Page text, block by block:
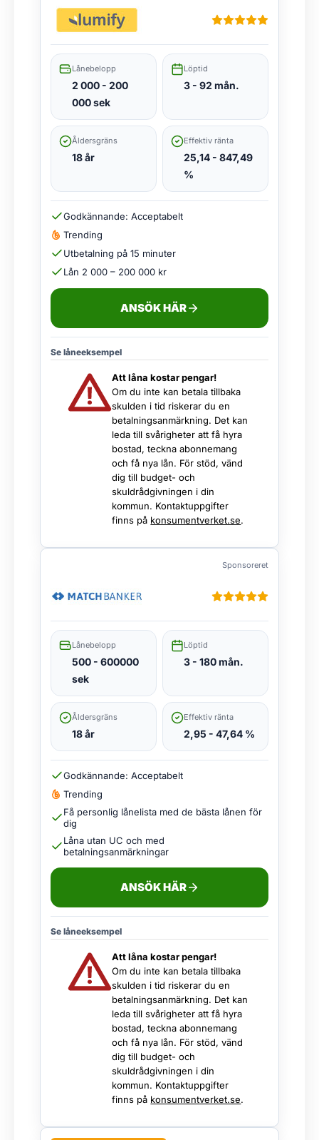
Lånebelopp
2 000 - 200
000 sek
Löptid
3 - 92 mån.
Åldersgräns
18 år
Effektiv ränta
25,14 - 847,49
%
Godkännande: Acceptabelt
Trending
Utbetalning på 15 minuter
Lån 2 000 – 200 000 kr
ANSÖK HÄR
Se låneeksempel
Att låna kostar pengar!
Om du inte kan betala tillbaka
skulden i tid riskerar du en
betalningsanmärkning. Det kan
leda till svårigheter att få hyra
bostad, teckna abonnemang
och få nya lån. För stöd, vänd
dig till budget- och
skuldrådgivningen i din
kommun. Kontaktuppgifter
finns på konsumentverket.se.
Sponsoreret
Lånebelopp
500 - 600000
sek
Löptid
3 - 180 mån.
Åldersgräns
18 år
Effektiv ränta
2,95 - 47,64 %
Godkännande: Acceptabelt
Trending
Få personlig lånelista med de bästa lånen för
dig
Låna utan UC och med
betalningsanmärkningar
ANSÖK HÄR
Se låneeksempel
Att låna kostar pengar!
Om du inte kan betala tillbaka
skulden i tid riskerar du en
betalningsanmärkning. Det kan
leda till svårigheter att få hyra
bostad, teckna abonnemang
och få nya lån. För stöd, vänd
dig till budget- och
skuldrådgivningen i din
kommun. Kontaktuppgifter
finns på konsumentverket.se.